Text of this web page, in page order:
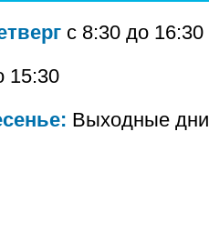
с 8:30 до 16:30
15:30
Выходные дни